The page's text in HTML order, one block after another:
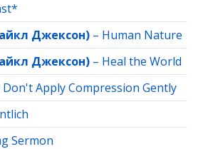
Джексон) – Human Nature
Джексон) – Heal the World
Don't Apply Compression Gently
Sermon